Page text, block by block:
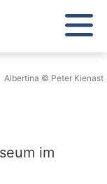
Albertina © Peter Kienast
im